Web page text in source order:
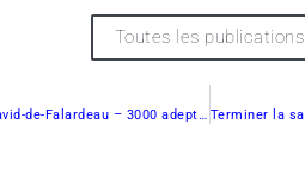
Toutes les publications
Daytona neige de Saint-David-de-Falardeau – 3000 adeptes au rendez-vous